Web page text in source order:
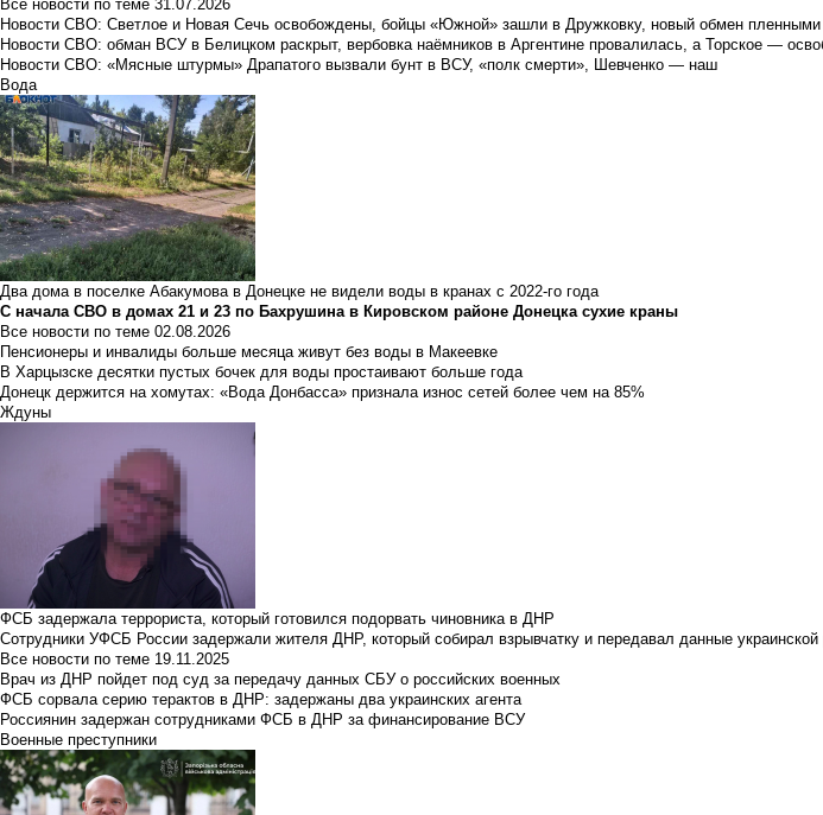
Все новости по теме 31.07.2026
Новости СВО: Светлое и Новая Сечь освобождены, бойцы «Южной» зашли в Дружковку, новый обмен пленными
Новости СВО: обман ВСУ в Белицком раскрыт, вербовка наёмников в Аргентине провалилась, а Торское —
Новости СВО: «Мясные штурмы» Драпатого вызвали бунт в ВСУ, «полк смерти», Шевченко — наш
Вода
Два дома в поселке Абакумова в Донецке не видели воды в кранах с 2022-го года
С начала СВО в домах 21 и 23 по Бахрушина в Кировском районе Донецка сухие краны
Все новости по теме 02.08.2026
Пенсионеры и инвалиды больше месяца живут без воды в Макеевке
В Харцызске десятки пустых бочек для воды простаивают больше года
Донецк держится на хомутах: «Вода Донбасса» признала износ сетей более чем на 85%
Ждуны
ФСБ задержала террориста, который готовился подорвать чиновника в ДНР
Сотрудники УФСБ России задержали жителя ДНР, который собирал взрывчатку и передавал данные украинской
Все новости по теме 19.11.2025
Врач из ДНР пойдет под суд за передачу данных СБУ о российских военных
ФСБ сорвала серию терактов в ДНР: задержаны два украинских агента
Россиянин задержан сотрудниками ФСБ в ДНР за финансирование ВСУ
Военные преступники